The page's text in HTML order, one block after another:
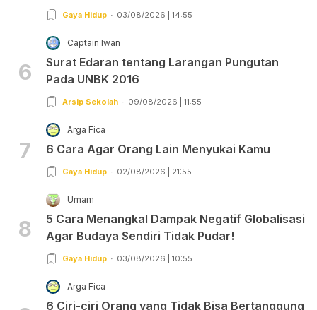
Gaya Hidup 03/08/2026 | 14:55
6
Captain Iwan
Surat Edaran tentang Larangan Pungutan
Pada UNBK 2016
Arsip Sekolah 09/08/2026 | 11:55
7
Arga Fica
6 Cara Agar Orang Lain Menyukai Kamu
Gaya Hidup 02/08/2026 | 21:55
8
Umam
5 Cara Menangkal Dampak Negatif Globalisasi
Agar Budaya Sendiri Tidak Pudar!
Gaya Hidup 03/08/2026 | 10:55
Arga Fica
6 Ciri-ciri Orang yang Tidak Bisa Bertanggung